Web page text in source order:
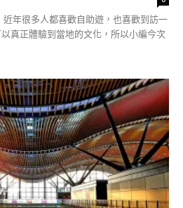
近年很多人都喜歡自助遊，也喜歡到訪一
真正體驗到當地的文化，所以小編今次